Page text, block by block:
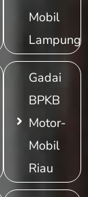
Mobil
Lampung
Gadai
BPKB
Motor-
Mobil
Riau